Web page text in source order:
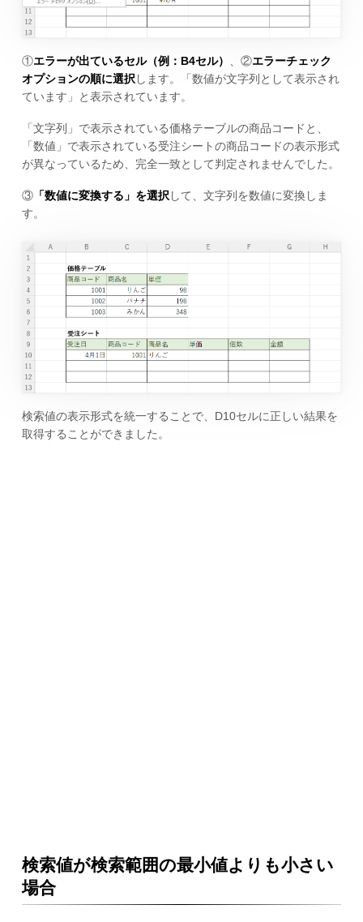
①エラーが出ているセル（例：B4セル） 、②エラーチェック
オプションの順に選択 します。「数値が文字列として表示され
ています」と表示されています。
「文字列」で表示されている価格テーブルの商品コードと、
「数値」で表示されている受注シートの商品コードの表示形式
が異なっているため、完全一致として判定されませんでした。
③「数値に変換する」を選択 して、文字列を数値に変換しま
す。
検索値の表示形式を統一することで、D10セルに正しい結果を
取得することができました。
検索値が検索範囲の最小値よりも小さい
場合